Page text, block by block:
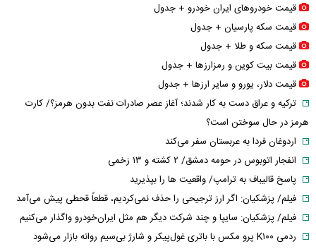
قیمت خودرو‌های ایران خودرو + جدول
قیمت سکه پارسیان + جدول
قیمت سکه و طلا + جدول
قیمت بیت کوین و رمزارز‌ها + جدول
قیمت دلار، یورو و سایر ارز‌ها + جدول
ترکیه و عراق دست به کار شدند؛ آغاز عصر صادرات نفت بدون هرمز؟/ کارت
هرمز در حال سوختن است؟
اردوغان فردا به عربستان سفر می‌کند
انفجار اتوبوس در حومه دمشق/ ۲ کشته و ۱۳ زخمی
پاسخ قالیباف به ترامپ/ واقعیت ها را بپذیرید
فیلم/ پزشکیان: اگر ارز ترجیحی را حذف نمی‌کردیم، قطعاً قحطی پیش می‌آمد
فیلم/ پزشکیان: سایپا و چند شرکت دیگر هم مثل ایران‌خودرو واگذار می‌کنیم
ردمی K۱۰۰ پرو مکس با باتری غول‌پیکر و شارژ بی‌سیم روانه بازار می‌شود